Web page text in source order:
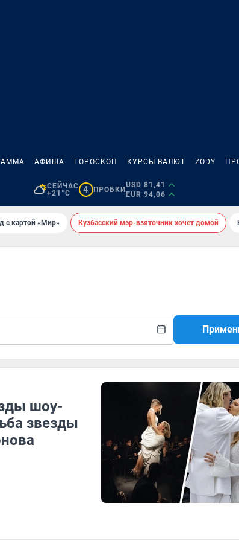
АФИША ГОРОСКОП КУРСЫ ВАЛЮТ ZODY
СЕЙЧАС
+21°C
4 ПРОБКИ
USD 81,41
EUR 94,06
с картой «Мир» Кузбасский мэр-взяточник хочет домой
шоу-
звезды